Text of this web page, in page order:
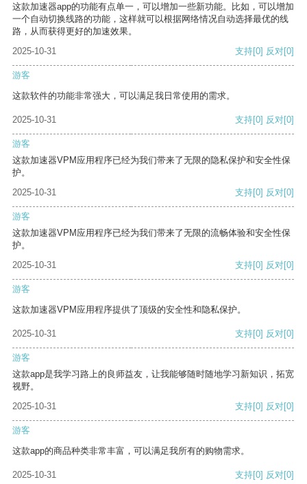
这款加速器app的功能有点单一，可以增加一些新功能。比如，可以增加
一个自动切换线路的功能，这样就可以根据网络情况自动选择最优的线
路，从而获得更好的加速效果。
2025-10-31
支持[0] 反对[0]
游客
这款软件的功能非常强大，可以满足我日常使用的需求。
2025-10-31 支持[0] 反对[0]
游客
这款加速器VPM应用程序已经为我们带来了无限的隐私保护和安全性保
护。
2025-10-31
支持[0] 反对[0]
游客
这款加速器VPM应用程序已经为我们带来了无限的流畅体验和安全性保
护。
2025-10-31
支持[0] 反对[0]
游客
这款加速器VPM应用程序提供了顶级的安全性和隐私保护。
2025-10-31 支持[0] 反对[0]
游客
这款app是我学习路上的良师益友，让我能够随时随地学习新知识，拓宽
视野。
2025-10-31
支持[0] 反对[0]
游客
这款app的商品种类非常丰富，可以满足我所有的购物需求。
2025-10-31 支持[0] 反对[0]